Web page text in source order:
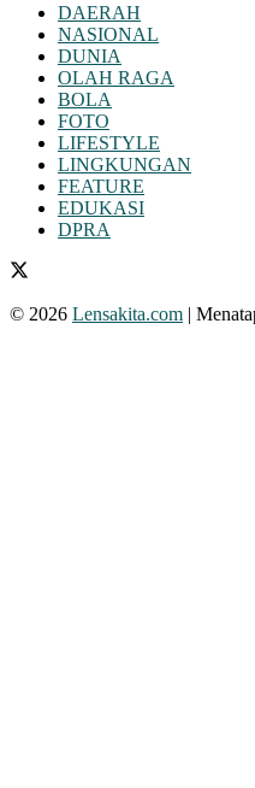
DAERAH
NASIONAL
DUNIA
OLAH RAGA
BOLA
FOTO
LIFESTYLE
LINGKUNGAN
FEATURE
EDUKASI
DPRA
© 2026 Lensakita.com |